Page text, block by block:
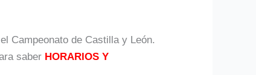
Campeonato de Castilla y León.
saber HORARIOS Y